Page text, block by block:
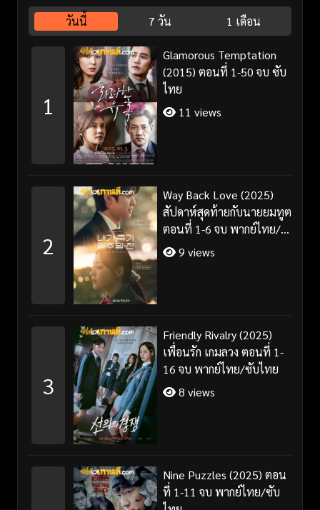
วันนี้ 7 วัน 1 เดือน
1
Glamorous Temptation
(2015) ตอนที่ 1-50 จบ ซับ
ไทย
11 views
2
Way Back Love (2025)
สัปดาห์สุดท้ายกับนายยมทูต
ตอนที่ 1-6 จบ พากย์ไทย/
ซับไทย
9 views
3
Friendly Rivalry (2025)
เพื่อนรัก เกมลวง ตอนที่ 1-
16 จบ พากย์ไทย/ซับไทย
8 views
Nine Puzzles (2025) ตอน
ที่ 1-11 จบ พากย์ไทย/ซับ